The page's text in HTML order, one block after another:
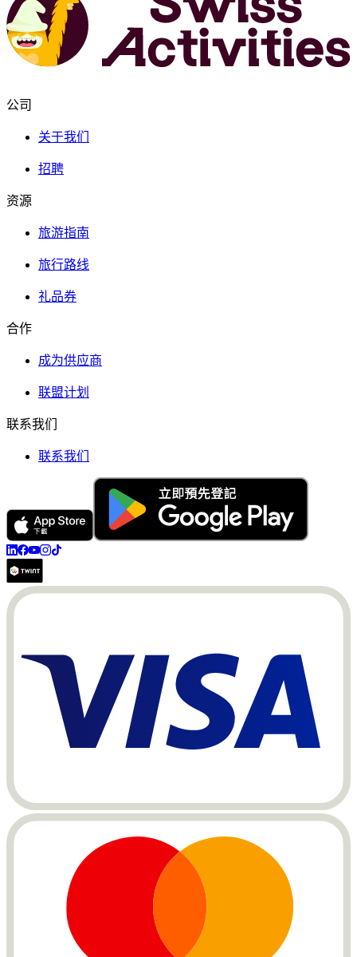
公司
关于我们
招聘
资源
旅游指南
旅行路线
礼品券
合作
成为供应商
联盟计划
联系我们
联系我们